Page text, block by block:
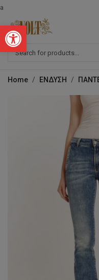
Ανοίξτε τη γραμμή εργαλείων
a
Products
Home / ΕΝΔΥΣΗ /